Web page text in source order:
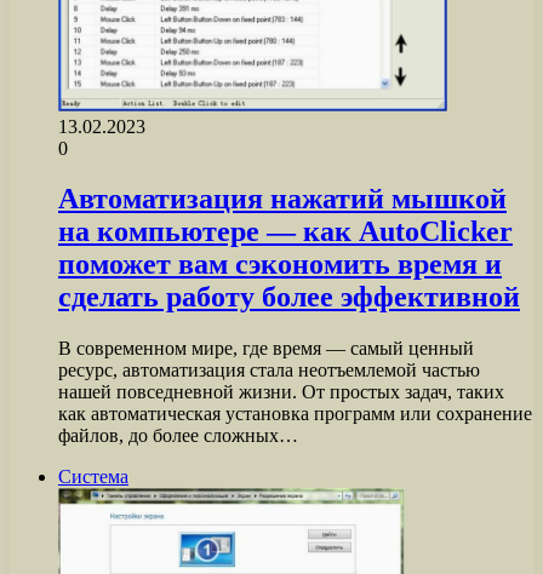
13.02.2023
0
Автоматизация нажатий мышкой
на компьютере — как AutoClicker
поможет вам сэкономить время и
сделать работу более эффективной
В современном мире, где время — самый ценный
ресурс, автоматизация стала неотъемлемой частью
нашей повседневной жизни. От простых задач, таких
как автоматическая установка программ или сохранение
файлов, до более сложных…
Система